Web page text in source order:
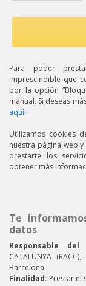
Para poder
imprescindible que
por la opción
manual. Si deseas
aquí.
Utilizamos cookies
nuestra página web
prestarte los
obtener más
Te
datos
Responsable del
CATALUNYA
Barcelona.
Finalidad: Prestar el